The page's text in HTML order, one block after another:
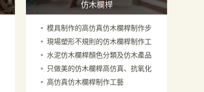
仿木欄桿
模具制作的高仿真仿木欄桿制作步
驟現場塑形不規則的仿木欄桿制作工
藝，效果逼真
水泥仿木欄桿顏色分類及仿木產品
顏色劃分
只做美的仿木欄桿高仿真、抗氧化
高仿真仿木欄桿制作工藝